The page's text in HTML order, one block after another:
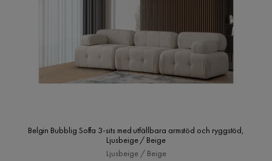
Belgin Bubblig Soffa 3-sits med utfällbara armstöd och ryggstöd,
Ljusbeige / Beige
Ljusbeige / Beige